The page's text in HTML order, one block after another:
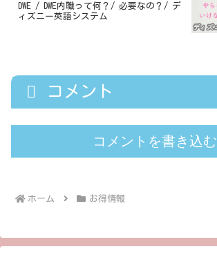
DWE / DWE内職って何？/ 必要なの？/ デ
ィズニー英語システム
コメント
コメントを書き込む
ホーム お得情報